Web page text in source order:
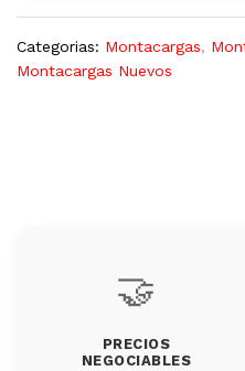
Categorias: Montacargas,
Montacargas Nuevos
🤝
PRECIOS
NEGOCIABLES